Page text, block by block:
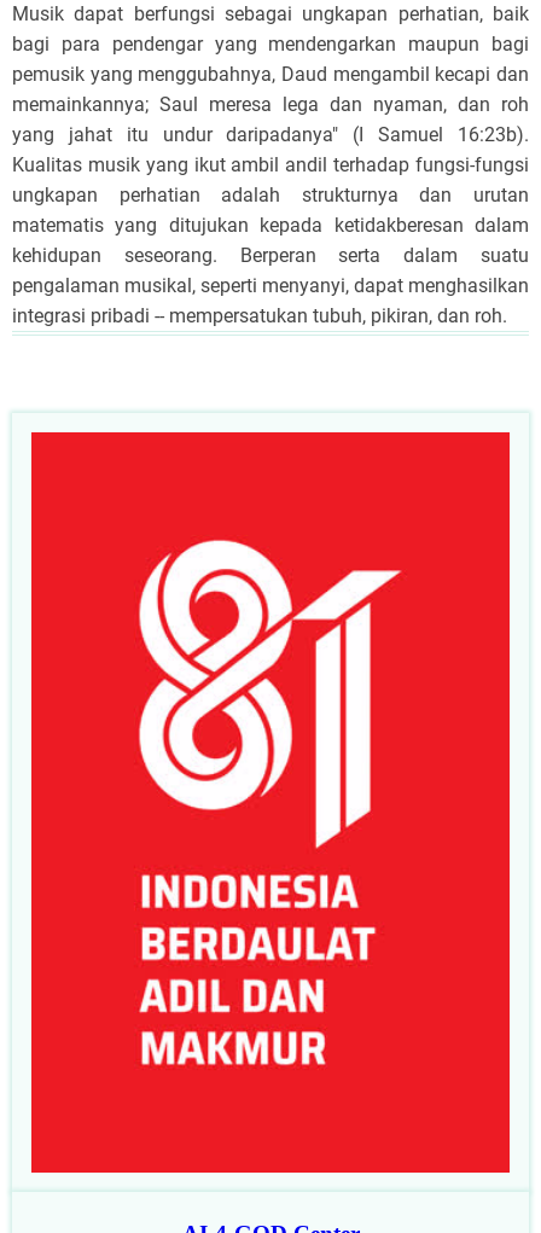
sebagai
Alat
Konseling
Musik dapat berfungsi sebagai ungkapan perhatian, baik
bagi para pendengar yang mendengarkan maupun bagi
pemusik yang menggubahnya, Daud mengambil kecapi dan
memainkannya; Saul meresa lega dan nyaman, dan roh
yang jahat itu undur daripadanya" (I Samuel 16:23b).
Kualitas musik yang ikut ambil andil terhadap fungsi-fungsi
ungkapan perhatian adalah strukturnya dan urutan
matematis yang ditujukan kepada ketidakberesan dalam
kehidupan seseorang. Berperan serta dalam suatu
pengalaman musikal, seperti menyanyi, dapat menghasilkan
integrasi pribadi -- mempersatukan tubuh, pikiran, dan roh.